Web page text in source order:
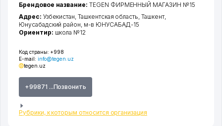
Код страны: +998
E-mail: info@tegen.uz
tegen.uz
+99871 ...Позвонить
Рубрики, к которым относится организация
Брендовое название: TEGEN ФИРМЕННЫЙ МАГАЗИН №15
Адрес: Узбекистан,Ташкентская область ,Ташкент,
Юнусабадский район м-в ЮНУСАБАД-15
Ориентир: школа №12